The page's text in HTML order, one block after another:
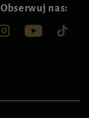
Obserwuj nas: